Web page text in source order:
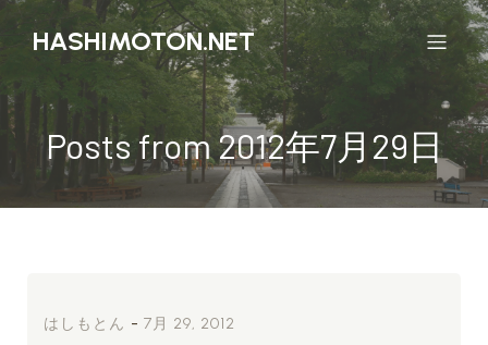
HASHIMOTON.NET
Posts from 2012年7月29日
はしもとん - 7月 29, 2012